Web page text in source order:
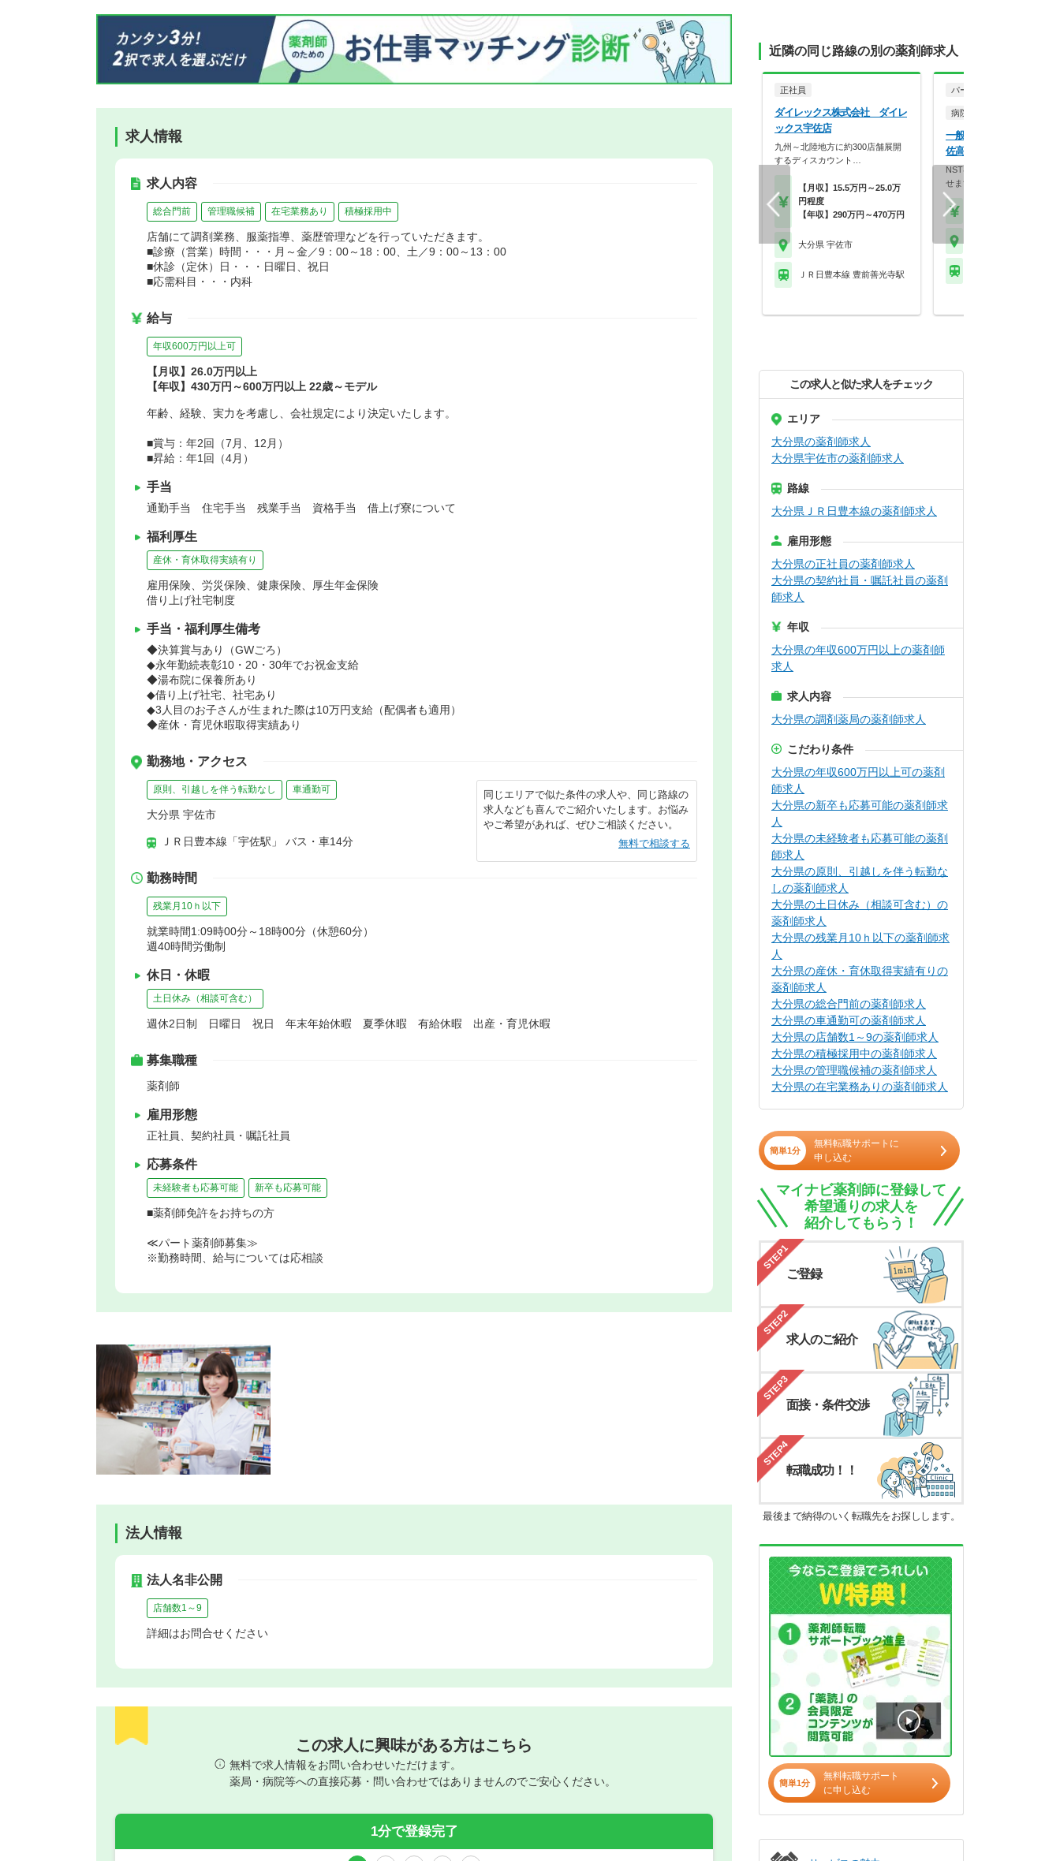
求人情報
求人内容
総合門前 管理職候補 在宅業務あり 積極採用中
店舗にて調剤業務、服薬指導、薬歴管理などを行っていただきます。
■診療（営業）時間・・・月～金／9：00～18：00、土／9：00～13：00
■休診（定休）日・・・日曜日、祝日
■応需科目・・・内科
給与
年収600万円以上可
【月収】26.0万円以上
【年収】430万円～600万円以上 22歳～モデル
年齢、経験、実力を考慮し、会社規定により決定いたします。
■賞与：年2回（7月、12月）
■昇給：年1回（4月）
手当
通勤手当 住宅手当 残業手当 資格手当 借上げ寮について
福利厚生
産休・育休取得実績有り
雇用保険、労災保険、健康保険、厚生年金保険
借り上げ社宅制度
手当・福利厚生備考
◆決算賞与あり（GWごろ）
◆永年勤続表彰10・20・30年でお祝金支給
◆湯布院に保養所あり
◆借り上げ社宅、社宅あり
◆3人目のお子さんが生まれた際は10万円支給（配偶者も適用）
◆産休・育児休暇取得実績あり
勤務地・アクセス
原則、引越しを伴う転勤なし 車通勤可
大分県 宇佐市
ＪＲ日豊本線「宇佐駅」 バス・車14分
同じエリアで似た条件の求人や、同じ路線の
求人なども喜んでご紹介いたします。お悩み
やご希望があれば、ぜひご相談ください。
無料で相談する
勤務時間
残業月10ｈ以下
就業時間1:09時00分～18時00分（休憩60分）
週40時間労働制
休日・休暇
土日休み（相談可含む）
週休2日制 日曜日 祝日 年末年始休暇 夏季休暇 有給休暇 出産・育児休暇
募集職種
薬剤師
雇用形態
正社員、契約社員・嘱託社員
応募条件
未経験者も応募可能 新卒も応募可能
■薬剤師免許をお持ちの方
≪パート薬剤師募集≫
※勤務時間、給与については応相談
法人情報
法人名非公開
店舗数1～9
詳細はお問合せください
この求人に興味がある方はこちら
無料で求人情報をお問い合わせいただけます。
薬局・病院等への直接応募・問い合わせではありませんのでご安心ください。
1分で登録完了
近隣の同じ路線の別の薬剤師求人
正社員
ダイレックス株式会社 ダイレ
ックス宇佐店
九州～北陸地方に約300店舗展開
するディスカウント…
【月収】15.5万円～25.0万
円程度
【年収】290万円～470万円
大分県 宇佐市
ＪＲ日豊本線 豊前善光寺駅
パート・アルバイト
病院・クリニック
一般社団法人宇佐市医師
佐高田医師会病院
NST専門療法士の資格取得
せます！！ワークバ…
この求人と似た求人をチェック
エリア
大分県の薬剤師求人
大分県宇佐市の薬剤師求人
路線
大分県ＪＲ日豊本線の薬剤師求人
雇用形態
大分県の正社員の薬剤師求人
大分県の契約社員・嘱託社員の薬剤
師求人
年収
大分県の年収600万円以上の薬剤師
求人
求人内容
大分県の調剤薬局の薬剤師求人
こだわり条件
大分県の年収600万円以上可の薬剤
師求人
大分県の新卒も応募可能の薬剤師求
人
大分県の未経験者も応募可能の薬剤
師求人
大分県の原則、引越しを伴う転勤な
しの薬剤師求人
大分県の土日休み（相談可含む）の
薬剤師求人
大分県の残業月10ｈ以下の薬剤師求
人
大分県の産休・育休取得実績有りの
薬剤師求人
大分県の総合門前の薬剤師求人
大分県の車通勤可の薬剤師求人
大分県の店舗数1～9の薬剤師求人
大分県の積極採用中の薬剤師求人
大分県の管理職候補の薬剤師求人
大分県の在宅業務ありの薬剤師求人
簡単1分
無料転職サポートに
申し込む
マイナビ薬剤師に登録して
希望通りの求人を
紹介してもらう！
STEP1
ご登録
STEP2
求人のご紹介
STEP3
面接・条件交渉
STEP4
転職成功！！
最後まで納得のいく転職先をお探しします。
簡単1分
無料転職サポート
に申し込む